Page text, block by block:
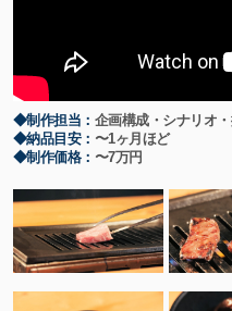
◆制作担当： 企画構成・シナリオ
◆納品目安： 〜1ヶ月ほど
◆制作価格： 〜7万円